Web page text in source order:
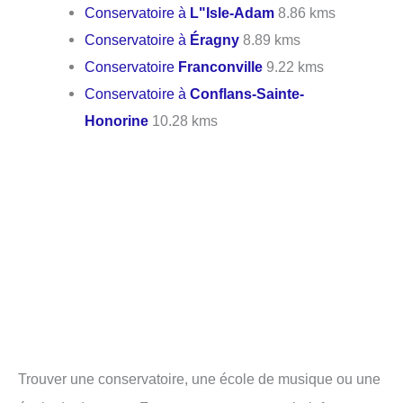
Conservatoire à L"Isle-Adam 8.86 kms
Conservatoire à Éragny 8.89 kms
Conservatoire Franconville 9.22 kms
Conservatoire àConflans-Sainte-
Honorine 10.28 kms
Trouver une conservatoire, une école de musique ou une